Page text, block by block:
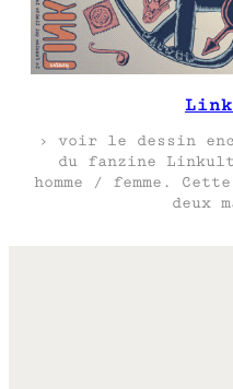
› voir le dessin
du fanzine
homme / femme.
deux